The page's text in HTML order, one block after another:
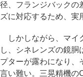
径、フランジバックの
ズに対応するため、実
しかしながら、マイ
し、シネレンズの鏡
プターが露わになり、
言い難い。三晃精機の